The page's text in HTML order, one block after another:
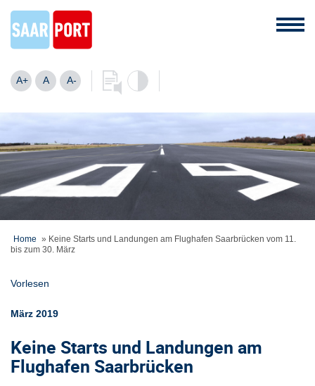
A+ A A-
Home » Keine Starts und Landungen am Flughafen Saarbrücken vom 11.
bis zum 30. März
Vorlesen
März 2019
Keine Starts und Landungen am
Flughafen Saarbrücken